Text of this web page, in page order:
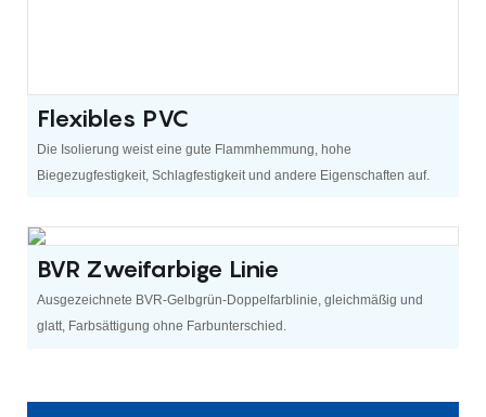
Flexibles PVC
Die Isolierung weist eine gute Flammhemmung, hohe
Biegezugfestigkeit, Schlagfestigkeit und andere Eigenschaften auf.
BVR Zweifarbige Linie
Ausgezeichnete BVR-Gelbgrün-Doppelfarblinie, gleichmäßig und
glatt, Farbsättigung ohne Farbunterschied.